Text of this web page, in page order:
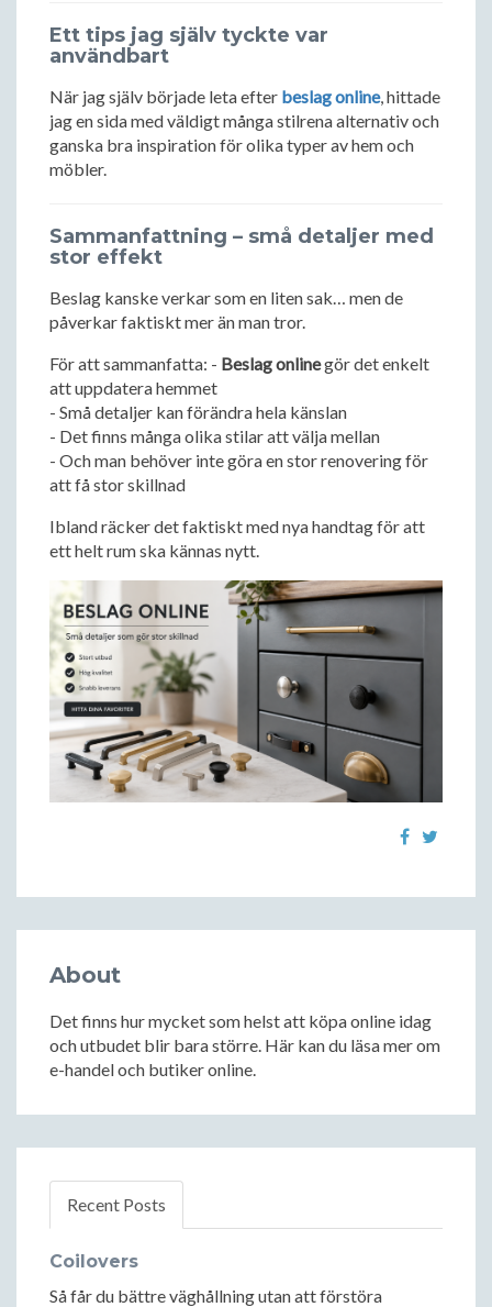
Ett tips jag själv tyckte var
användbart
När jag själv började leta efter beslag online, hittade
jag en sida med väldigt många stilrena alternativ och
ganska bra inspiration för olika typer av hem och
möbler.
Sammanfattning – små detaljer med
stor effekt
Beslag kanske verkar som en liten sak… men de
påverkar faktiskt mer än man tror.
För att sammanfatta: - Beslag onlinegör det enkelt
att uppdatera hemmet
- Små detaljer kan förändra hela känslan
- Det finns många olika stilar att välja mellan
- Och man behöver inte göra en stor renovering för
att få stor skillnad
Ibland räcker det faktiskt med nya handtag för att
ett helt rum ska kännas nytt.
About
Det finns hur mycket som helst att köpa online idag
och utbudet blir bara större. Här kan du läsa mer om
e-handel och butiker online.
Recent Posts
Coilovers
Så får du bättre väghållning utan att förstöra